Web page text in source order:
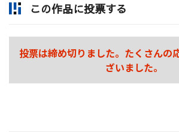
この作品に投票する
投票は締め切りました。たくさんの
ざいました。